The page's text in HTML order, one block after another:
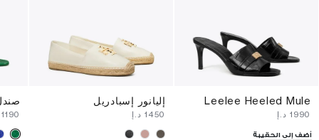
Leelee Heeled Mule
أضف إلى الحقيبة
إليانور إسبادريل